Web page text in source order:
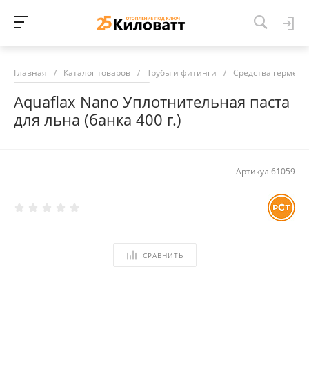
Главная / Каталог товаров / Трубы и фитинги / Средства
Aquaflax Nano Уплотнительная паста
для льна (банка 400 г.)
Артикул 61059
СРАВНИТЬ